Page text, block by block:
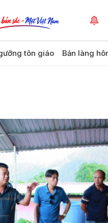
tôn giáo Bản làng